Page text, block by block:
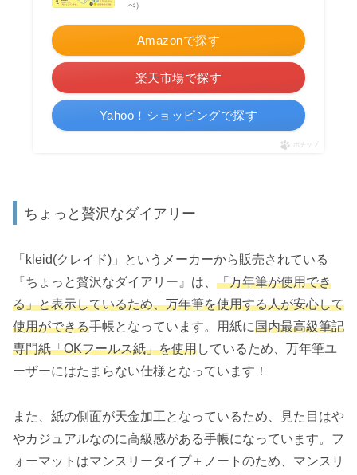
べ）
Amazonで探す
楽天市場で探す
Yahoo！ショッピングで探す
ポチップ
ちょっと贅沢なダイアリー
「kleid(クレイド)」というメーカーから販売されている
『ちょっと贅沢なダイアリー』は、 「万年筆が使用でき
る」と表示しているため、万年筆を使用する人が安心して
使用ができる手帳となっています。用紙に国内最高級筆記
専門紙「OKフールス紙」を使用しているため、万年筆ユ
ーザーにはたまらない仕様となっています！
また、紙の側面が天金加工となっているため、見た目はや
やカジュアルなのに高級感がある手帳になっています。フ
ォーマットはマンスリータイプ＋ノートのため、マンスリ